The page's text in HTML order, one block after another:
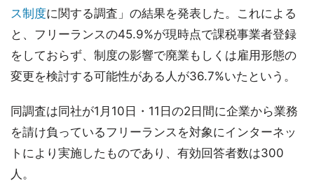
ス制度に関する調査」の結果を発表した。これによる
と、フリーランスの45.9%が現時点で課税事業者登録
をしておらず、制度の影響で廃業もしくは雇用形態の
変更を検討する可能性がある人が36.7%いたという。
同調査は同社が1月10日・11日の2日間に企業から業務
を請け負っているフリーランスを対象にインターネッ
トにより実施したものであり、有効回答者数は300
人。